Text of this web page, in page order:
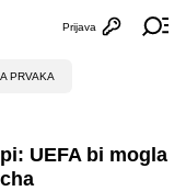
Otvori
Prijava
PRVAKA
UEFA bi mogla